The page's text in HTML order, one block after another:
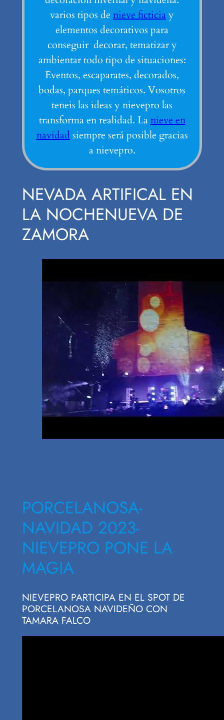
varios tipos de nieve ficticia y
elementos decorativos para
conseguir decorar, tematizar y
ambientar todo tipo de situaciones:
Eventos, escaparates, decorados,
bodas, parques temáticos. Vosotros
teneis las ideas y nievepro las
transforma en realidad. La nieve en
navidad siempre será posible gracias
a nievepro.
NEVADA ARTIFICAL EN
LA NOCHENUEVA DE
ZAMORA
PORCELANOSA-
NAVIDAD 2023-
NIEVEPRO PONE LA
MAGIA
NIEVEPRO PARTICIPA EN EL SPOT DE
PORCELANOSA NAVIDEÑO CON
TAMARA FALCO